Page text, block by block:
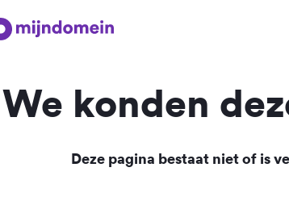
We konden
Deze pagina bestaat niet of is